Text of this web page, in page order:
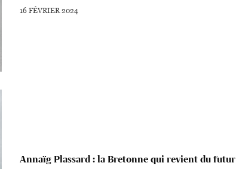
16 FÉVRIER 2024
Annaïg Plassard : la Bretonne qui revient du futur